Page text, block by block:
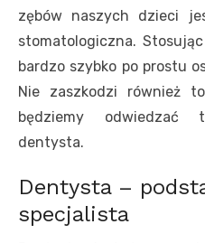
zębów naszych dzieci
stomatologiczna.
bardzo szybko po prostu
Nie zaszkodzi również
będziemy odwiedzać
dentysta.
Dentysta –
specjalista